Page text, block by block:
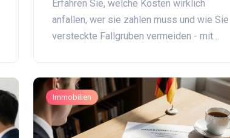
Erfahren Sie, welche Kosten wirklich
anfallen, wer sie zahlen muss und wie Sie
versteckte Fallgruben vermeiden - mit
Immobilien